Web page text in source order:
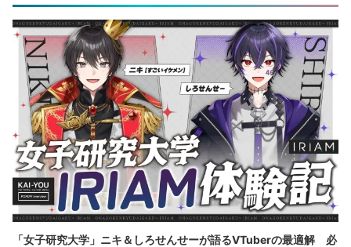
「女子研究大学」ニキ＆しろせんせーが語るVTuberの最適解 必